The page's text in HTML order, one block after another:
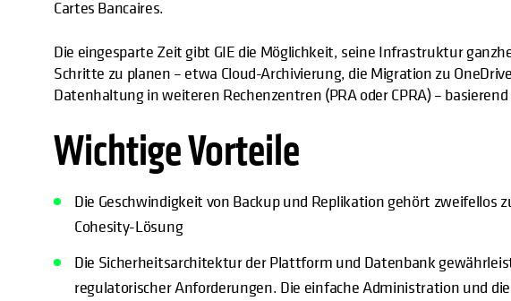
Cartes Bancaires.
Die eingesparte Zeit gibt GIE die Möglichkeit, seine Infrastruktur
Schritte zu planen – etwa Cloud-Archivierung, die Migration zu
Datenhaltung in weiteren Rechenzentren (PRA oder CPRA) –
Wichtige Vorteile
Die Geschwindigkeit von Backup und Replikation gehört zweifellos
Cohesity-Lösung
Die Sicherheitsarchitektur der Plattform und Datenbank
regulatorischer Anforderungen. Die einfache Administration und